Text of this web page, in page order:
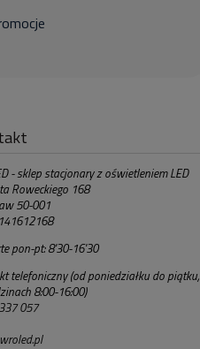
- sklep stacjonary z oświetleniem LED
Roweckiego 168
50-001
pon-pt: 8'30-16'30
telefoniczny (od poniedziałku do piątku,
8:00-16:00)
057